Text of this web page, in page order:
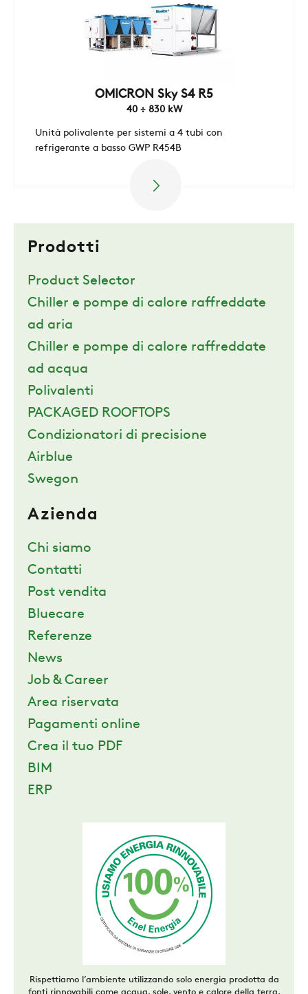
CONTATTI
AREA RISERVATA
SOSTENIBILITÀ
OMICRON Sky S4 R5
40 ÷ 830 kW
Unità polivalente per sistemi a 4 tubi con
refrigerante a basso GWP R454B
Prodotti
Product Selector
Chiller e pompe di calore raffreddate
ad aria
Chiller e pompe di calore raffreddate
ad acqua
Polivalenti
PACKAGED ROOFTOPS
Condizionatori di precisione
Airblue
Swegon
Azienda
Chi siamo
Contatti
Post vendita
Bluecare
Referenze
News
Job & Career
Area riservata
Pagamenti online
Crea il tuo PDF
BIM
ERP
Rispettiamo l’ambiente utilizzando solo energia prodotta da